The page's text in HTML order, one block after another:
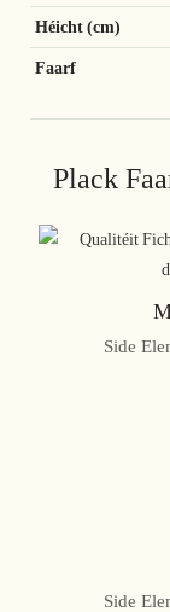
Héicht (cm)
Faarf
Plack
Side
Side